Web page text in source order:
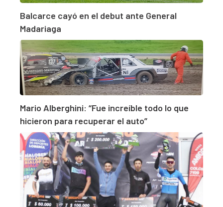
Balcarce cayó en el debut ante General
Madariaga
Mario Alberghini: “Fue increíble todo lo que
hicieron para recuperar el auto”